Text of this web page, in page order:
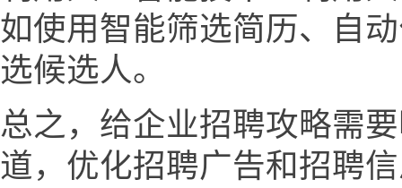
如使用智能筛选简历、自
选候选人。
总之，给企业招聘攻略需
道，优化招聘广告和招聘